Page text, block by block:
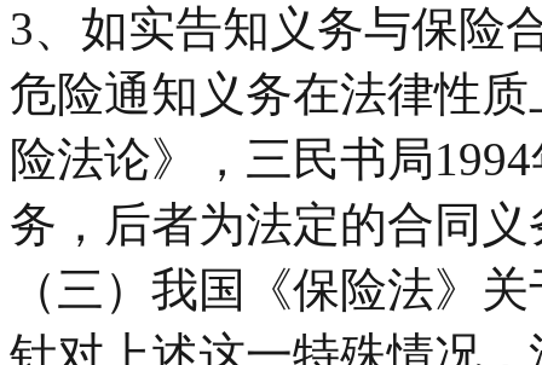
3、如实告知义务与保险
危险通知义务在法律性
险法论》，三民书局
务，后者为法定的合同义
（三）我国《保险法》
针对上述这一特殊情况